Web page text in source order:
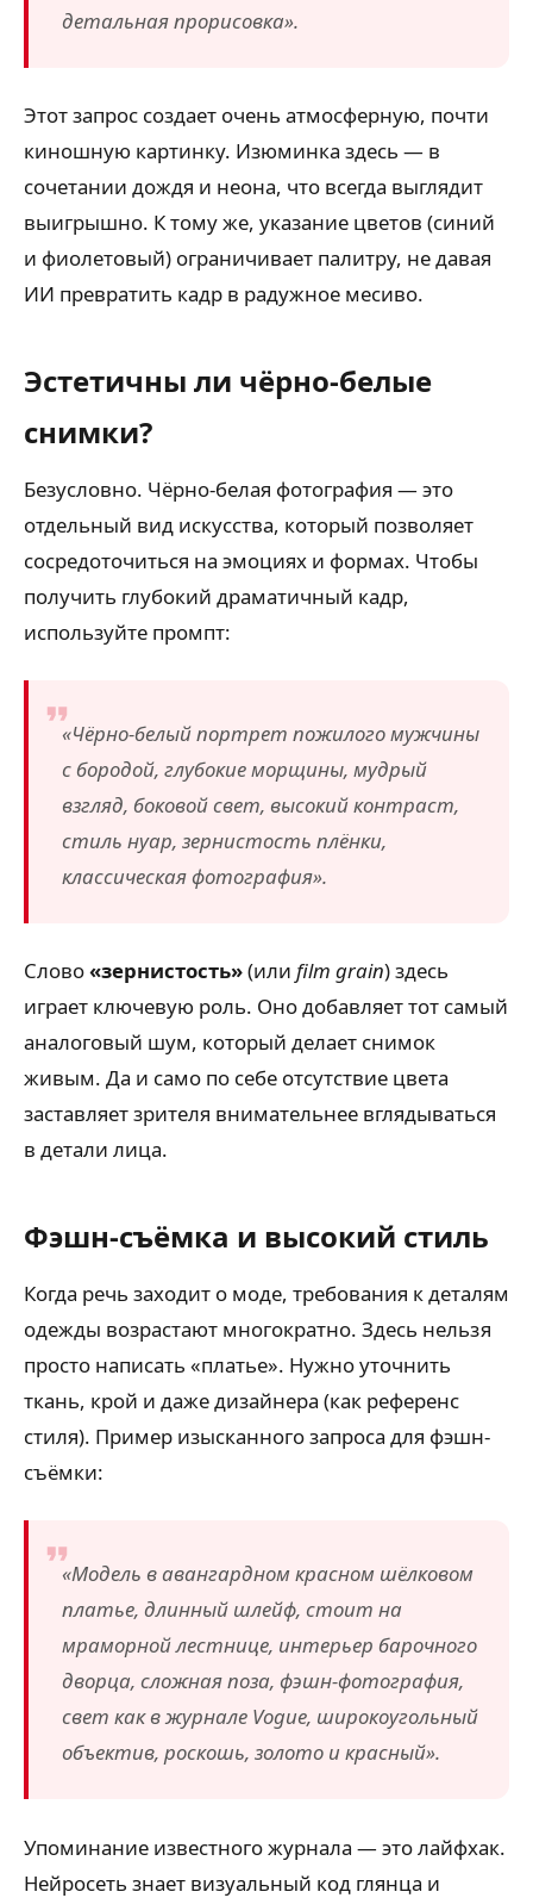
детальная прорисовка».
Этот запрос создает очень атмосферную, почти
киношную картинку. Изюминка здесь — в
сочетании дождя и неона, что всегда выглядит
выигрышно. К тому же, указание цветов (синий
и фиолетовый) ограничивает палитру, не давая
ИИ превратить кадр в радужное месиво.
Эстетичны ли чёрно-белые
снимки?
Безусловно. Чёрно-белая фотография — это
отдельный вид искусства, который позволяет
сосредоточиться на эмоциях и формах. Чтобы
получить глубокий драматичный кадр,
используйте промпт:
«Чёрно-белый портрет пожилого мужчины
с бородой, глубокие морщины, мудрый
взгляд, боковой свет, высокий контраст,
стиль нуар, зернистость плёнки,
классическая фотография».
Слово«зернистость»(или film grain) здесь
играет ключевую роль. Оно добавляет тот самый
аналоговый шум, который делает снимок
живым. Да и само по себе отсутствие цвета
заставляет зрителя внимательнее вглядываться
в детали лица.
Фэшн-съёмка и высокий стиль
Когда речь заходит о моде, требования к деталям
одежды возрастают многократно. Здесь нельзя
просто написать «платье». Нужно уточнить
ткань, крой и даже дизайнера (как референс
стиля). Пример изысканного запроса для фэшн-
съёмки:
«Модель в авангардном красном шёлковом
платье, длинный шлейф, стоит на
мраморной лестнице, интерьер барочного
дворца, сложная поза, фэшн-фотография,
свет как в журнале Vogue, широкоугольный
объектив, роскошь, золото и красный».
Упоминание известного журнала — это лайфхак.
Нейросеть знает визуальный код глянца и